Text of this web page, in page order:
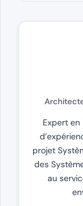
Expert en
projet
des
au